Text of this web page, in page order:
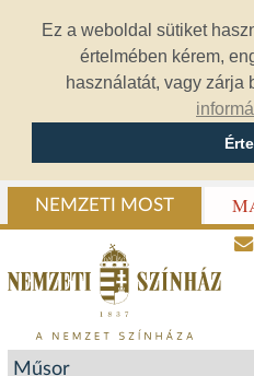
Ez a weboldal sütiket
értelmében kérem,
használatát, vagy zárja
NEMZETI MOST